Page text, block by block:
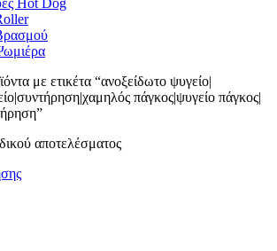
Hot Dog
με ετικέτα “ανοξείδωτο ψυγείο|
πάγκος|ψυγείο πάγκος|
αποτελέσματος